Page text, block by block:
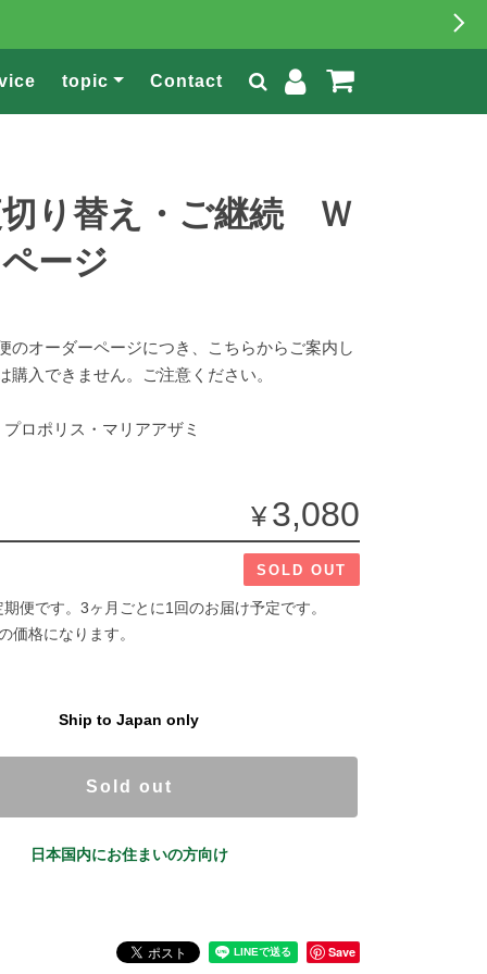
topic Contact
り替え・ご継続 Ｗ
ージ
のオーダーページにつき、こちらからご案内し
購入できません。ご注意ください。
ロポリス・マリアアザミ
¥ 3,080
SOLD OUT
便です。3ヶ月ごとに1回のお届け予定です。
価格になります。
Ship to Japan only
Sold out
日本国内にお住まいの方向け
Save